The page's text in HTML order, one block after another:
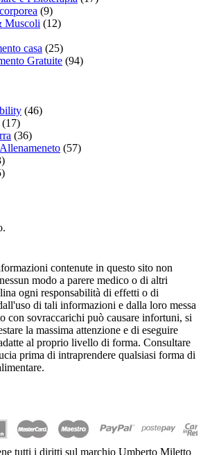
(9)
Muscoli (12)
casa (25)
Gratuite (94)
(46)
(17)
(36)
(57)
contenute in questo sito non
modo a parere medico o di altri
ogni responsabilità di effetti o di
di tali informazioni e dalla loro messa
con sovraccarichi può causare infortuni, si
la massima attenzione e di eseguire
al proprio livello di forma. Consultare
prima di intraprendere qualsiasi forma di
tutti i diritti sul marchio Umberto Miletto